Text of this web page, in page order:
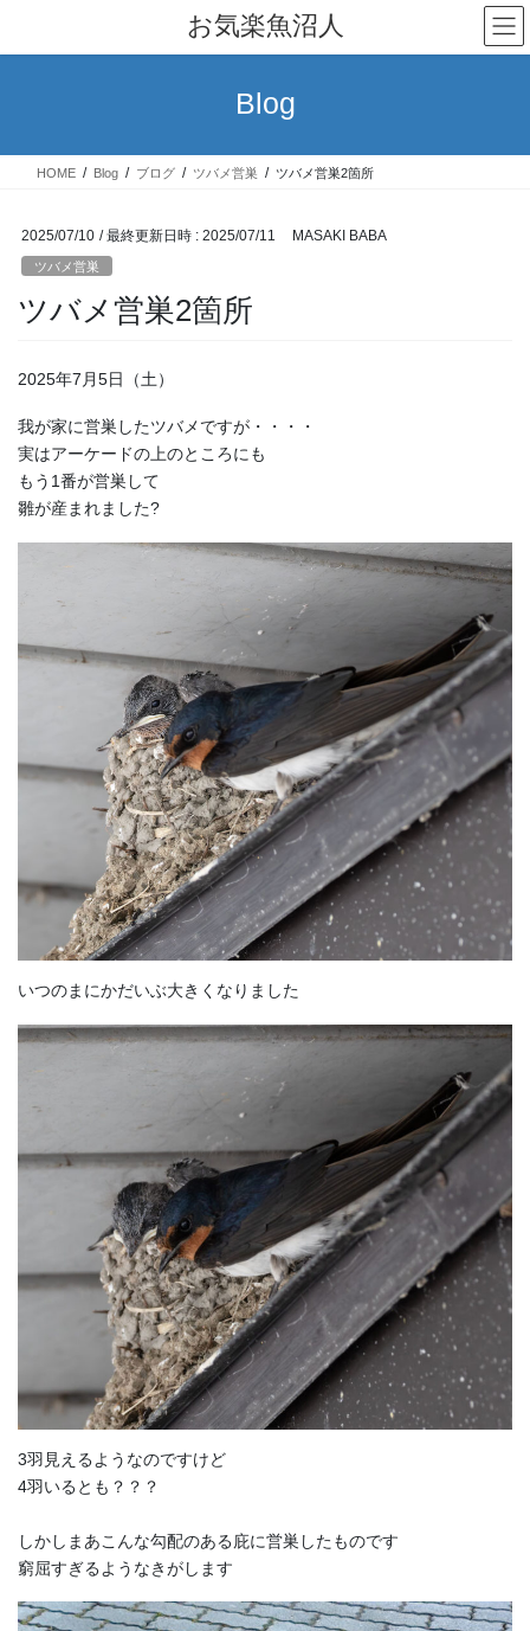
テ
ス
ゲ
ン
お気楽魚沼人
Blog
HOME Blog ブログ ツバメ営巣 ツバメ営巣2箇所
2025/07/10 / 最終更新日時 : 2025/07/11 MASAKI BABA
ツバメ営巣
ツバメ営巣2箇所
2025年7月5日（土）
我が家に営巣したツバメですが・・・・
実はアーケードの上のところにも
もう1番が営巣して
雛が産まれました?
いつのまにかだいぶ大きくなりました
3羽見えるようなのですけど
4羽いるとも？？？
しかしまあこんな勾配のある庇に営巣したものです
窮屈すぎるようなきがします